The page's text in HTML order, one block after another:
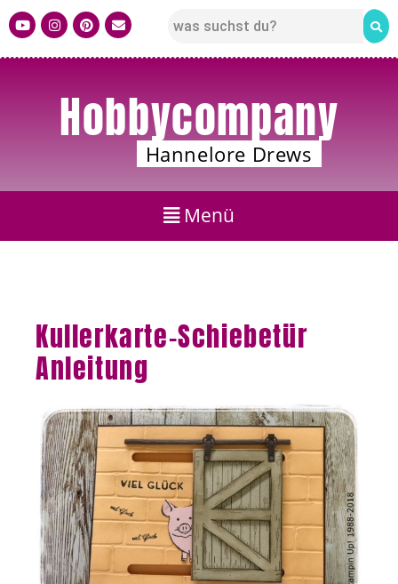
Hobbycompany
Hannelore Drews
Kullerkarte-Schiebetür
Anleitung